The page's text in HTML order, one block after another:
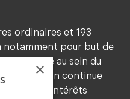
ordinaires et 193
notamment pour but de
au sein du
la formation continue
leurs intérêts
×